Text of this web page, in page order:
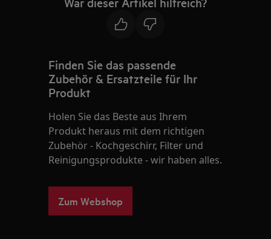
Finden Sie das passende
Zubehör & Ersatzteile für Ihr
Produkt
Holen Sie das Beste aus Ihrem
Produkt heraus mit dem richtigen
Zubehör - Kochgeschirr, Filter und
Reinigungsprodukte - wir haben alles.
Zum Webshop